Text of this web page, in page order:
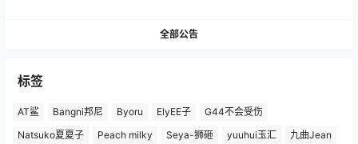
全部公告
标签
AT鲨 Bangni邦尼 Byoru ElyEE子
G44不会受伤
Natsuko夏夏子
Peach milky Seya-狮砸 yuuhui玉汇
九曲Jean